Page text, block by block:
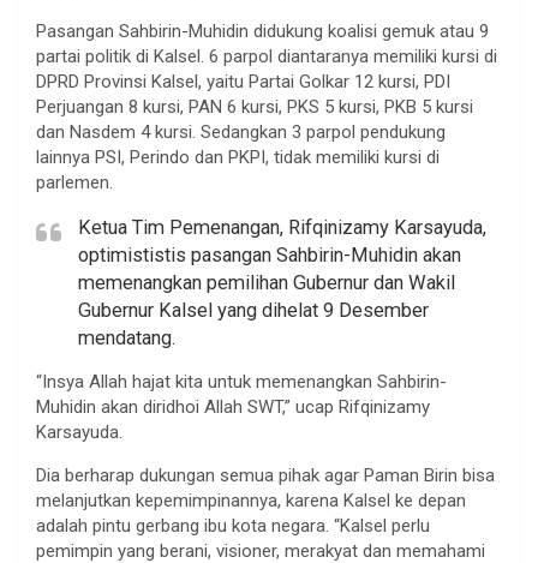
Pasangan Sahbirin-Muhidin didukung koalisi gemuk atau 9
partai politik di Kalsel. 6 parpol diantaranya memiliki kursi di
DPRD Provinsi Kalsel, yaitu Partai Golkar 12 kursi, PDI
Perjuangan 8 kursi, PAN 6 kursi, PKS 5 kursi, PKB 5 kursi
dan Nasdem 4 kursi. Sedangkan 3 parpol pendukung
lainnya PSI, Perindo dan PKPI, tidak memiliki kursi di
parlemen.
Ketua Tim Pemenangan, Rifqinizamy Karsayuda,
optimististis pasangan Sahbirin-Muhidin akan
memenangkan pemilihan Gubernur dan Wakil
Gubernur Kalsel yang dihelat 9 Desember
mendatang.
“Insya Allah hajat kita untuk memenangkan Sahbirin-
Muhidin akan diridhoi Allah SWT,” ucap Rifqinizamy
Karsayuda.
Dia berharap dukungan semua pihak agar Paman Birin bisa
melanjutkan kepemimpinannya, karena Kalsel ke depan
adalah pintu gerbang ibu kota negara. “Kalsel perlu
pemimpin yang berani, visioner, merakyat dan memahami